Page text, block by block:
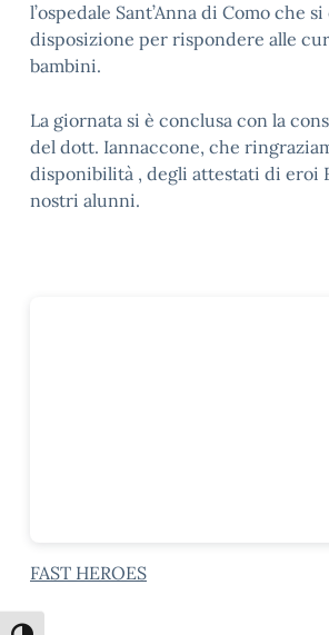
l’ospedale Sant’Anna di Como che si
disposizione per rispondere alle
bambini.
La giornata si è conclusa con la
del dott. Iannaccone, che
disponibilità , degli attestati di eroi
nostri alunni.
FAST HEROES